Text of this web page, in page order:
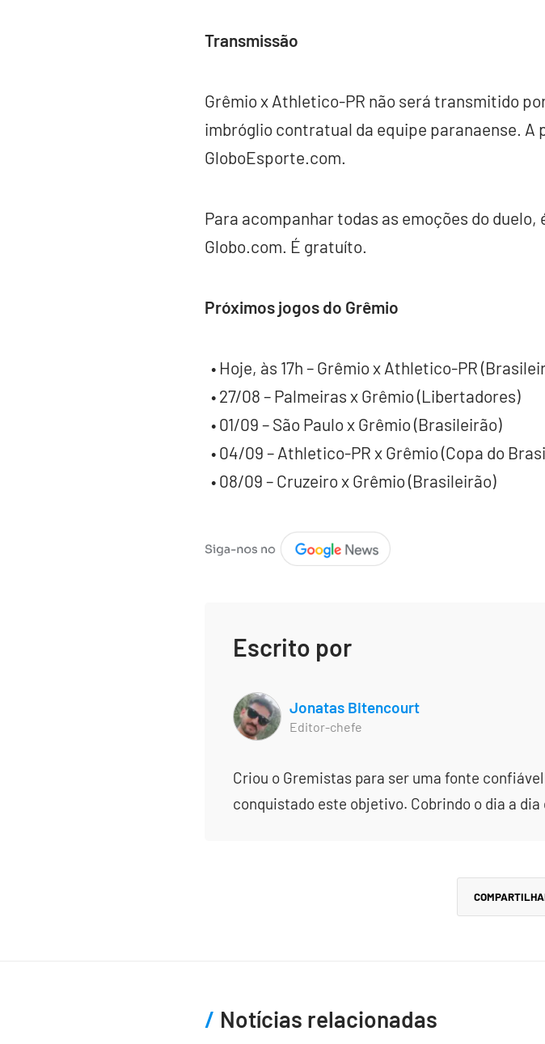
Transmissão
Grêmio x Athletico-PR não será transmitido
imbróglio contratual da equipe paranaense.
GloboEsporte.com.
Para acompanhar todas as emoções do
Globo.com. É gratuíto.
Próximos jogos do Grêmio
• Hoje, às 17h – Grêmio x Athletico-PR
• 27/08 – Palmeiras x Grêmio (Libertadores)
• 01/09 – São Paulo x Grêmio (Brasileirão)
• 04/09 – Athletico-PR x Grêmio (Copa do
• 08/09 – Cruzeiro x Grêmio (Brasileirão)
Escrito por
Jonatas Bitencourt
Editor-chefe
Criou o Gremistas para ser uma fonte
conquistado este objetivo. Cobrindo o dia a
Notícias relacionadas